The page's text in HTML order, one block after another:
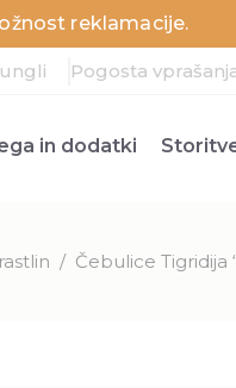
reklamacije.
Pogosta
in dodatki
/ Čebulice Tigridija